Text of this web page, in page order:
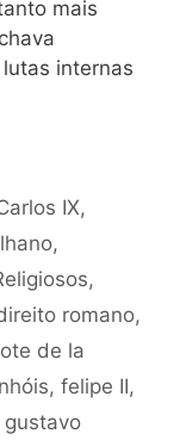
mais
internas
IX,
,
,
romano,
de la
, felipe II,
gustavo